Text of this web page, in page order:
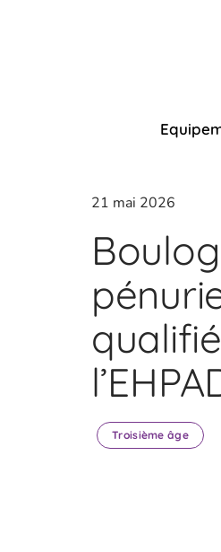
21 mai 2026
Troisième âge